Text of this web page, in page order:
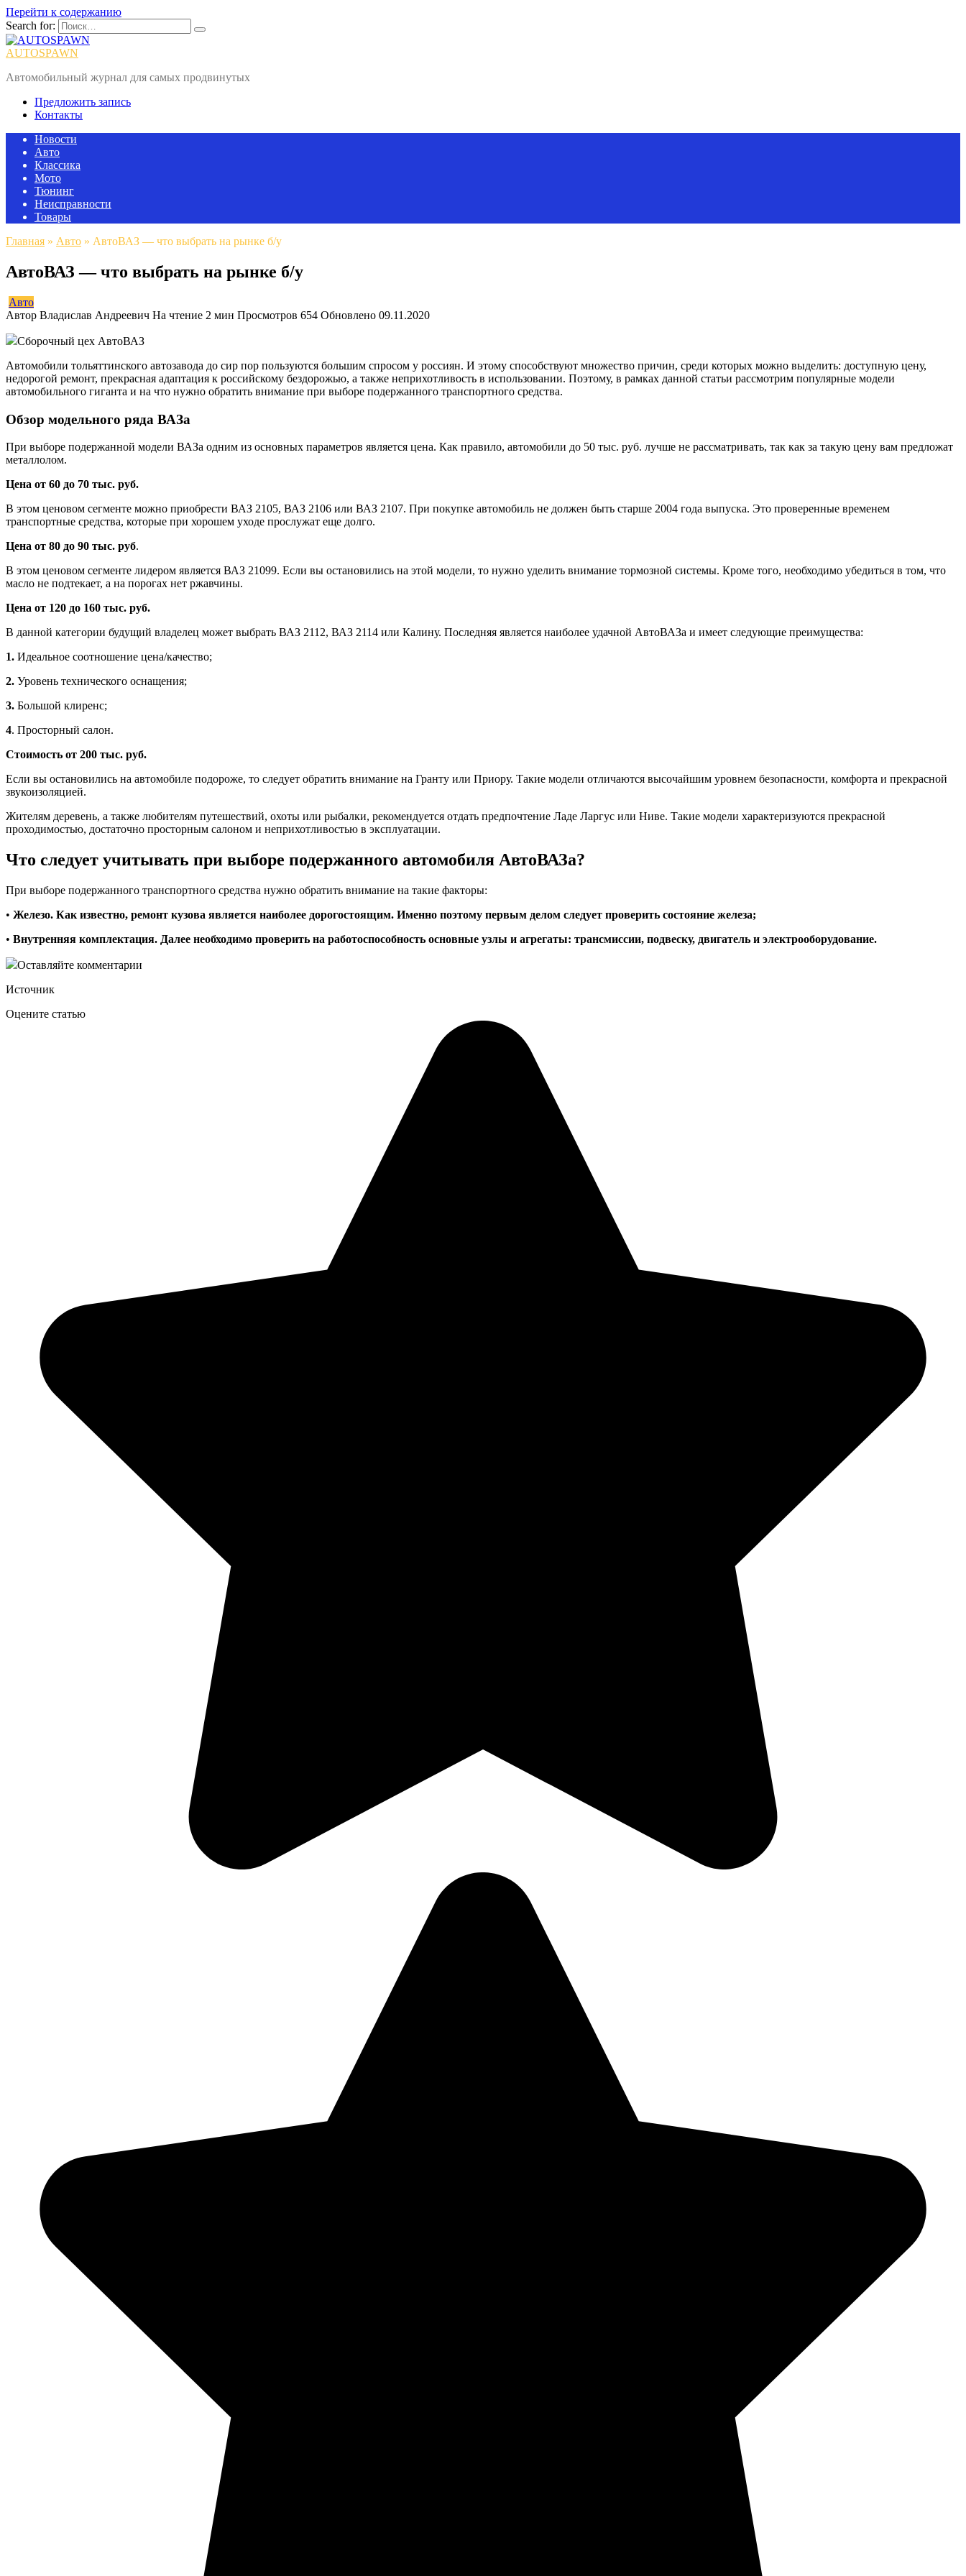
Перейти к содержанию
Search for:
AUTOSPAWN
Автомобильный журнал для самых продвинутых
Предложить запись
Контакты
Новости
Авто
Классика
Мото
Тюнинг
Неисправности
Товары
Главная » Авто » АвтоВАЗ — что выбрать на рынке б/у
АвтоВАЗ — что выбрать на рынке б/у
Авто
Автор Владислав Андреевич На чтение 2 мин Просмотров 654 Обновлено 09.11.2020
Сборочный цех АвтоВАЗ
Автомобили тольяттинского автозавода до сир пор пользуются большим спросом у россиян. И этому способствуют множество причин, среди которых можно выделить: доступную цену,
недорогой ремонт, прекрасная адаптация к российскому бездорожью, а также неприхотливость в использовании. Поэтому, в рамках данной статьи рассмотрим популярные модели
автомобильного гиганта и на что нужно обратить внимание при выборе подержанного транспортного средства.
Обзор модельного ряда ВАЗа
При выборе подержанной модели ВАЗа одним из основных параметров является цена. Как правило, автомобили до 50 тыс. руб. лучше не рассматривать, так как за такую цену вам предложат
металлолом.
Цена от 60 до 70 тыс. руб.
В этом ценовом сегменте можно приобрести ВАЗ 2105, ВАЗ 2106 или ВАЗ 2107. При покупке автомобиль не должен быть старше 2004 года выпуска. Это проверенные временем
транспортные средства, которые при хорошем уходе прослужат еще долго.
Цена от 80 до 90 тыс. руб.
В этом ценовом сегменте лидером является ВАЗ 21099. Если вы остановились на этой модели, то нужно уделить внимание тормозной системы. Кроме того, необходимо убедиться в том, что
масло не подтекает, а на порогах нет ржавчины.
Цена от 120 до 160 тыс. руб.
В данной категории будущий владелец может выбрать ВАЗ 2112, ВАЗ 2114 или Калину. Последняя является наиболее удачной АвтоВАЗа и имеет следующие преимущества:
1. Идеальное соотношение цена/качество;
2. Уровень технического оснащения;
3. Большой клиренс;
4. Просторный салон.
Стоимость от 200 тыс. руб.
Если вы остановились на автомобиле подороже, то следует обратить внимание на Гранту или Приору. Такие модели отличаются высочайшим уровнем безопасности, комфорта и прекрасной
звукоизоляцией.
Жителям деревень, а также любителям путешествий, охоты или рыбалки, рекомендуется отдать предпочтение Ладе Ларгус или Ниве. Такие модели характеризуются прекрасной
проходимостью, достаточно просторным салоном и неприхотливостью в эксплуатации.
Что следует учитывать при выборе подержанного автомобиля АвтоВАЗа?
При выборе подержанного транспортного средства нужно обратить внимание на такие факторы:
• Железо. Как известно, ремонт кузова является наиболее дорогостоящим. Именно поэтому первым делом следует проверить состояние железа;
• Внутренняя комплектация. Далее необходимо проверить на работоспособность основные узлы и агрегаты: трансмиссии, подвеску, двигатель и электрооборудование.
Оставляйте комментарии
Источник
Оцените статью